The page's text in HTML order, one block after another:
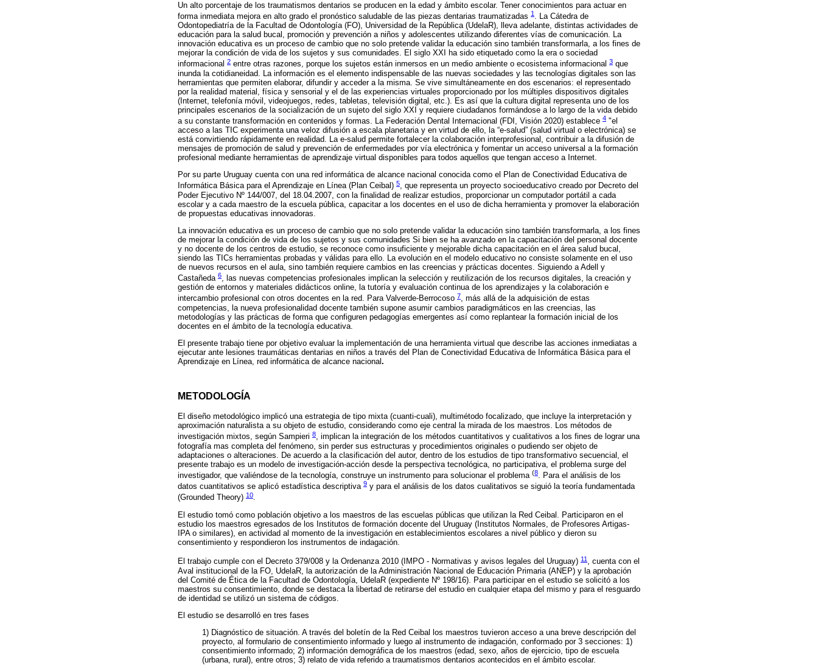
Un alto porcentaje de los traumatismos dentarios se producen en la edad y ámbito escolar. Tener conocimientos para actuar en
forma inmediata mejora en alto grado el pronóstico saludable de las piezas dentarias traumatizadas 1 . La Cátedra de
Odontopediatría de la Facultad de Odontología (FO), Universidad de la República (UdelaR), lleva adelante, distintas actividades de
educación para la salud bucal, promoción y prevención a niños y adolescentes utilizando diferentes vías de comunicación. La
innovación educativa es un proceso de cambio que no solo pretende validar la educación sino también transformarla, a los fines de
mejorar la condición de vida de los sujetos y sus comunidades. El siglo XXI ha sido etiquetado como la era o sociedad
informacional 2 entre otras razones, porque los sujetos están inmersos en un medio ambiente o ecosistema informacional 3 que
inunda la cotidianeidad. La información es el elemento indispensable de las nuevas sociedades y las tecnologías digitales son las
herramientas que permiten elaborar, difundir y acceder a la misma. Se vive simultáneamente en dos escenarios: el representado
por la realidad material, física y sensorial y el de las experiencias virtuales proporcionado por los múltiples dispositivos digitales
(Internet, telefonía móvil, videojuegos, redes, tabletas, televisión digital, etc.). Es así que la cultura digital representa uno de los
principales escenarios de la socialización de un sujeto del siglo XXI y requiere ciudadanos formándose a lo largo de la vida debido
a su constante transformación en contenidos y formas. La Federación Dental Internacional (FDI, Visión 2020) establece 4 "el
acceso a las TIC experimenta una veloz difusión a escala planetaria y en virtud de ello, la “e-salud” (salud virtual o electrónica) se
está convirtiendo rápidamente en realidad. La e-salud permite fortalecer la colaboración interprofesional, contribuir a la difusión de
mensajes de promoción de salud y prevención de enfermedades por vía electrónica y fomentar un acceso universal a la formación
profesional mediante herramientas de aprendizaje virtual disponibles para todos aquellos que tengan acceso a Internet.
Por su parte Uruguay cuenta con una red informática de alcance nacional conocida como el Plan de Conectividad Educativa de
Informática Básica para el Aprendizaje en Línea (Plan Ceibal) 5, que representa un proyecto socioeducativo creado por Decreto del
Poder Ejecutivo Nº 144/007, del 18.04.2007, con la finalidad de realizar estudios, proporcionar un computador portátil a cada
escolar y a cada maestro de la escuela pública, capacitar a los docentes en el uso de dicha herramienta y promover la elaboración
de propuestas educativas innovadoras.
La innovación educativa es un proceso de cambio que no solo pretende validar la educación sino también transformarla, a los fines
de mejorar la condición de vida de los sujetos y sus comunidades Si bien se ha avanzado en la capacitación del personal docente
y no docente de los centros de estudio, se reconoce como insuficiente y mejorable dicha capacitación en el área salud bucal,
siendo las TICs herramientas probadas y válidas para ello. La evolución en el modelo educativo no consiste solamente en el uso
de nuevos recursos en el aula, sino también requiere cambios en las creencias y prácticas docentes. Siguiendo a Adell y
Castañeda 6, las nuevas competencias profesionales implican la selección y reutilización de los recursos digitales, la creación y
gestión de entornos y materiales didácticos online, la tutoría y evaluación continua de los aprendizajes y la colaboración e
intercambio profesional con otros docentes en la red. Para Valverde-Berrocoso 7, más allá de la adquisición de estas
competencias, la nueva profesionalidad docente también supone asumir cambios paradigmáticos en las creencias, las
metodologías y las prácticas de forma que configuren pedagogías emergentes así como replantear la formación inicial de los
docentes en el ámbito de la tecnología educativa.
El presente trabajo tiene por objetivo evaluar la implementación de una herramienta virtual que describe las acciones inmediatas a
ejecutar ante lesiones traumáticas dentarias en niños a través del Plan de Conectividad Educativa de Informática Básica para el
Aprendizaje en Línea, red informática de alcance nacional .
METODOLOGÍA
El diseño metodológico implicó una estrategia de tipo mixta (cuanti-cuali), multimétodo focalizado, que incluye la interpretación y
aproximación naturalista a su objeto de estudio, considerando como eje central la mirada de los maestros. Los métodos de
investigación mixtos, según Sampieri 8, implican la integración de los métodos cuantitativos y cualitativos a los fines de lograr una
fotografía mas completa del fenómeno, sin perder sus estructuras y procedimientos originales o pudiendo ser objeto de
adaptaciones o alteraciones. De acuerdo a la clasificación del autor, dentro de los estudios de tipo transformativo secuencial, el
presente trabajo es un modelo de investigación-acción desde la perspectiva tecnológica, no participativa, el problema surge del
investigador, que valiéndose de la tecnología, construye un instrumento para solucionar el problema (8. Para el análisis de los
datos cuantitativos se aplicó estadística descriptiva 9 y para el análisis de los datos cualitativos se siguió la teoría fundamentada
(Grounded Theory) 10.
El estudio tomó como población objetivo a los maestros de las escuelas públicas que utilizan la Red Ceibal. Participaron en el
estudio los maestros egresados de los Institutos de formación docente del Uruguay (Institutos Normales, de Profesores Artigas-
IPA o similares), en actividad al momento de la investigación en establecimientos escolares a nivel público y dieron su
consentimiento y respondieron los instrumentos de indagación.
El trabajo cumple con el Decreto 379/008 y la Ordenanza 2010 (IMPO - Normativas y avisos legales del Uruguay) 11 , cuenta con el
Aval institucional de la FO, UdelaR, la autorización de la Administración Nacional de Educación Primaria (ANEP) y la aprobación
del Comité de Ética de la Facultad de Odontología, UdelaR (expediente Nº 198/16). Para participar en el estudio se solicitó a los
maestros su consentimiento, donde se destaca la libertad de retirarse del estudio en cualquier etapa del mismo y para el resguardo
de identidad se utilizó un sistema de códigos.
El estudio se desarrolló en tres fases
1) Diagnóstico de situación. A través del boletín de la Red Ceibal los maestros tuvieron acceso a una breve descripción del
proyecto, al formulario de consentimiento informado y luego al instrumento de indagación, conformado por 3 secciones: 1)
consentimiento informado; 2) información demográfica de los maestros (edad, sexo, años de ejercicio, tipo de escuela
(urbana, rural), entre otros; 3) relato de vida referido a traumatismos dentarios acontecidos en el ámbito escolar.